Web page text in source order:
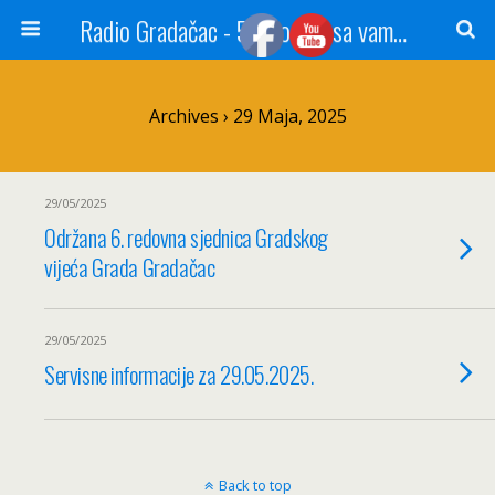
Radio Gradačac - 56 godina sa vama...
Archives › 29 Maja, 2025
29/05/2025
Održana 6. redovna sjednica Gradskog
vijeća Grada Gradačac
29/05/2025
Servisne informacije za 29.05.2025.
Back to top